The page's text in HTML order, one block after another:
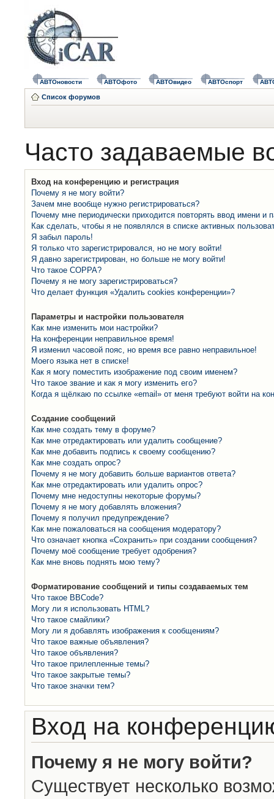
АВТОновости АВТОфото АВТОвидео АВТОспорт
Список форумов
Часто задаваемые
Вход на конференцию и регистрация
Почему я не могу войти?
Зачем мне вообще нужно регистрироваться?
Почему мне периодически приходится повторять ввод имени и
Как сделать, чтобы я не появлялся в списке активных
Я забыл пароль!
Я только что зарегистрировался, но не могу войти!
Я давно зарегистрирован, но больше не могу войти!
Что такое COPPA?
Почему я не могу зарегистрироваться?
Что делает функция «Удалить cookies конференции»?
Параметры и настройки пользователя
Как мне изменить мои настройки?
На конференции неправильное время!
Я изменил часовой пояс, но время все равно неправильное!
Моего языка нет в списке!
Как я могу поместить изображение под своим именем?
Что такое звание и как я могу изменить его?
Когда я щёлкаю по ссылке «email» от меня требуют войти на
Создание сообщений
Как мне создать тему в форуме?
Как мне отредактировать или удалить сообщение?
Как мне добавить подпись к своему сообщению?
Как мне создать опрос?
Почему я не могу добавить больше вариантов ответа?
Как мне отредактировать или удалить опрос?
Почему мне недоступны некоторые форумы?
Почему я не могу добавлять вложения?
Почему я получил предупреждение?
Как мне пожаловаться на сообщения модератору?
Что означает кнопка «Сохранить» при создании сообщения?
Почему моё сообщение требует одобрения?
Как мне вновь поднять мою тему?
Форматирование сообщений и типы создаваемых тем
Что такое BBCode?
Могу ли я использовать HTML?
Что такое смайлики?
Могу ли я добавлять изображения к сообщениям?
Что такое важные объявления?
Что такое объявления?
Что такое прилепленные темы?
Что такое закрытые темы?
Что такое значки тем?
Вход на
Почему я не могу войти?
Существует несколько